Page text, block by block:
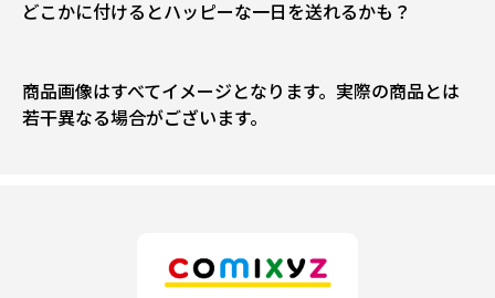
どこかに付けるとハッピーな一日を送れるかも？
商品画像はすべてイメージとなります。実際の商品とは
若干異なる場合がございます。